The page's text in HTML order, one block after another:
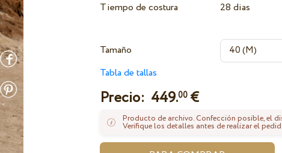
Tiempo de costura
28 dias
Tamaño
Tabla de tallas
Precio: 449.00 €
Producto de archivo. Confección posible, el
Verifique los detalles antes de realizar el